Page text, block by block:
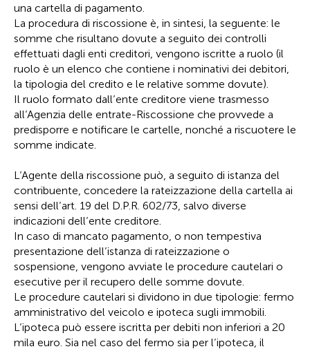
una cartella di pagamento.
La procedura di riscossione è, in sintesi, la seguente: le
somme che risultano dovute a seguito dei controlli
effettuati dagli enti creditori, vengono iscritte a ruolo (il
ruolo è un elenco che contiene i nominativi dei debitori,
la tipologia del credito e le relative somme dovute).
Il ruolo formato dall’ente creditore viene trasmesso
all’Agenzia delle entrate-Riscossione che provvede a
predisporre e notificare le cartelle, nonché a riscuotere le
somme indicate.
L’Agente della riscossione può, a seguito di istanza del
contribuente, concedere la rateizzazione della cartella ai
sensi dell’art. 19 del D.P.R. 602/73, salvo diverse
indicazioni dell’ente creditore.
In caso di mancato pagamento, o non tempestiva
presentazione dell’istanza di rateizzazione o
sospensione, vengono avviate le procedure cautelari o
esecutive per il recupero delle somme dovute.
Le procedure cautelari si dividono in due tipologie: fermo
amministrativo del veicolo e ipoteca sugli immobili.
L’ipoteca può essere iscritta per debiti non inferiori a 20
mila euro. Sia nel caso del fermo sia per l’ipoteca, il